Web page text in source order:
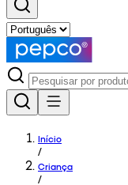
Início
/
Criança
/